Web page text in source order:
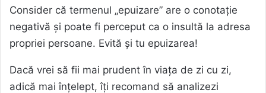
Consider că termenul „epuizare” are o conotație
negativă și poate fi perceput ca o insultă la adresa
propriei persoane. Evită și tu epuizarea!
Dacă vrei să fii mai prudent în viața de zi cu zi,
adică mai înțelept, îți recomand să analizezi